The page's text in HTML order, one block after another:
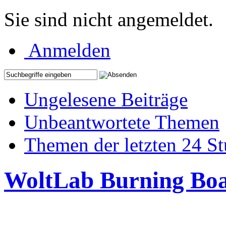
Sie sind nicht angemeldet.
Anmelden
Ungelesene Beiträge
Unbeantwortete Themen
Themen der letzten 24
WoltLab Burning